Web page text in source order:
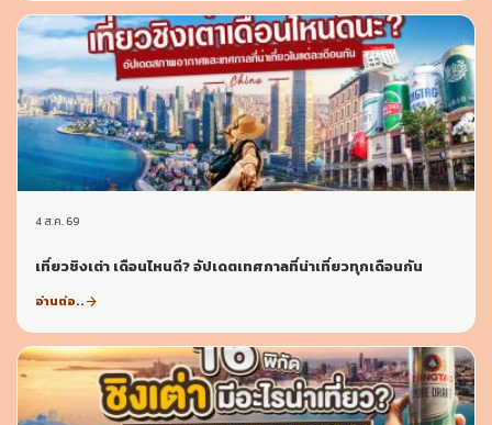
4 ส.ค. 69
เที่ยวชิงเต่า เดือนไหนดี? อัปเดตเทศกาลที่น่าเที่ยวทุกเดือนกัน
อ่านต่อ..arrow_forward